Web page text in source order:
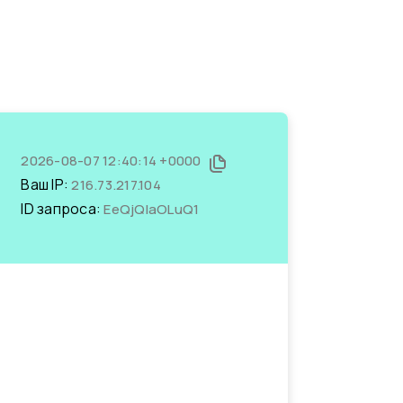
2026-08-07 12:40:14 +0000
Ваш IP:216.73.217.104
ID запроса:EeQjQIaOLuQ1